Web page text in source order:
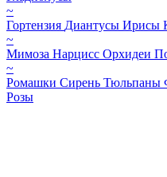
~
Гортензия Диантусы Ирисы
~
Мимоза Нарцисс Орхидеи
~
Ромашки Сирень Тюльпаны
Розы